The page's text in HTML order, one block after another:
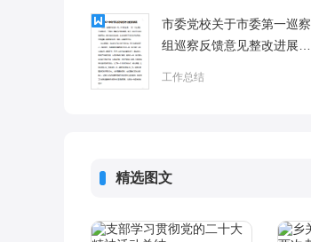
市委党校关于市委第一巡察
组巡察反馈意见整改进展情
工作总结
精选图文